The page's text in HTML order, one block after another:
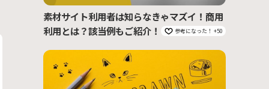
素材サイト利用者は知らなきゃマズイ！商用
利用とは？該当例もご紹介！
参考になった！ +50